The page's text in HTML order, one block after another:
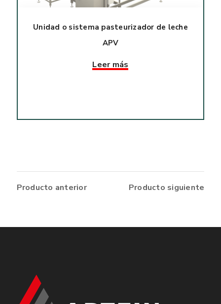
Unidad o sistema pasteurizador de leche
APV
Leer más
Producto anterior Producto siguiente